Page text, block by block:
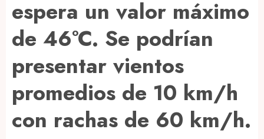
espera un valor máximo
de 46°C. Se podrían
presentar vientos
promedios de 10 km/h
con rachas de 60 km/h.